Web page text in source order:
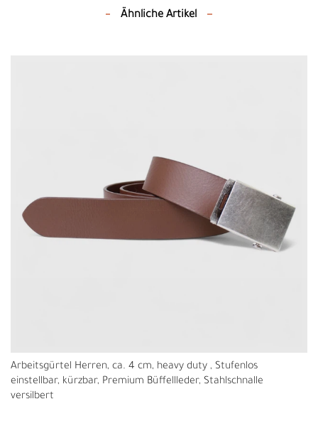
Ähnliche Artikel
Arbeitsgürtel Herren, ca. 4 cm, heavy duty , Stufenlos
einstellbar, kürzbar, Premium Büffellleder, Stahlschnalle
versilbert